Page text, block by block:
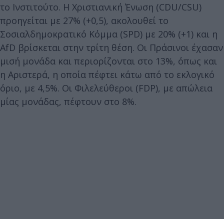
το Ινστιτούτο. Η Χριστιανική Ένωση (CDU/CSU)
προηγείται με 27% (+0,5), ακολουθεί το
Σοσιαλδημοκρατικό Κόμμα (SPD) με 20% (+1) και η
AfD βρίσκεται στην τρίτη θέση. Οι Πράσινοι έχασαν
μισή μονάδα και περιορίζονται στο 13%, όπως και
η Αριστερά, η οποία πέφτει κάτω από το εκλογικό
όριο, με 4,5%. Οι Φιλελεύθεροι (FDP), με απώλεια
μίας μονάδας, πέφτουν στο 8%.